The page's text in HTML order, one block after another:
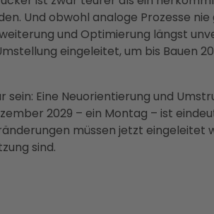
Und obwohl analoge Prozesse nie
und Optimierung längst
eingeleitet, um bis Bauen
Eine Neuorientierung und
2029 – ein Montag – ist
müssen jetzt eingeleitet
sind.